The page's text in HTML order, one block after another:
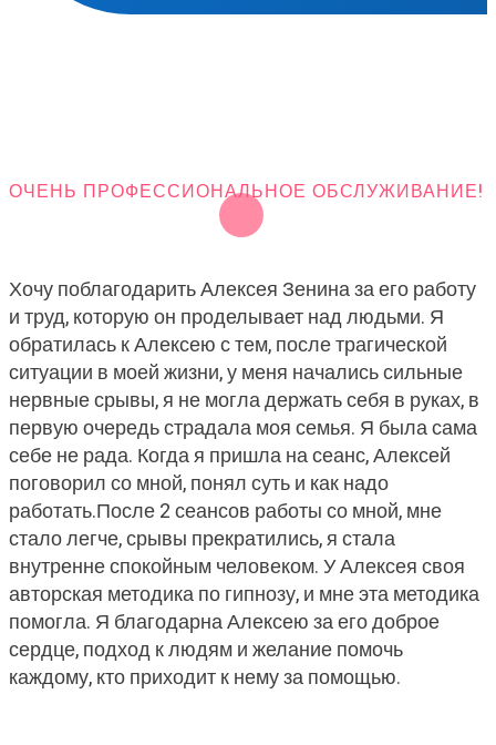
ОЧЕНЬ ПРОФЕССИОНАЛЬНОЕ ОБСЛУЖИВАНИЕ!
Хочу поблагодарить Алексея Зенина за его работу
и труд, которую он проделывает над людьми. Я
обратилась к Алексею с тем, после трагической
ситуации в моей жизни, у меня начались сильные
нервные срывы, я не могла держать себя в руках, в
первую очередь страдала моя семья. Я была сама
себе не рада. Когда я пришла на сеанс, Алексей
поговорил со мной, понял суть и как надо
работать.После 2 сеансов работы со мной, мне
стало легче, срывы прекратились, я стала
внутренне спокойным человеком. У Алексея своя
авторская методика по гипнозу, и мне эта методика
помогла. Я благодарна Алексею за его доброе
сердце, подход к людям и желание помочь
каждому, кто приходит к нему за помощью.